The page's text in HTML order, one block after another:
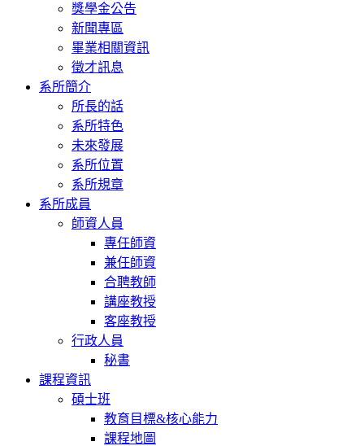
獎學金公告
新聞專區
畢業相關資訊
徵才訊息
系所簡介
所長的話
系所特色
未來發展
系所位置
系所規章
系所成員
師資人員
專任師資
兼任師資
合聘教師
講座教授
客座教授
行政人員
秘書
課程資訊
碩士班
教育目標&核心能力
課程地圖